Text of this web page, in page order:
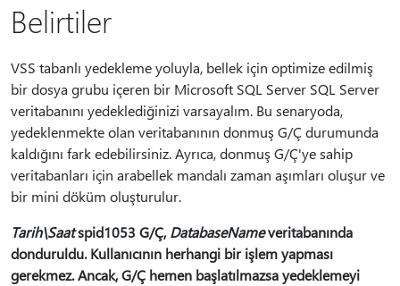
Belirtiler
VSS tabanlı yedekleme yoluyla, bellek için optimize edilmiş
bir dosya grubu içeren bir Microsoft SQL Server SQL Server
veritabanını yedeklediğinizi varsayalım. Bu senaryoda,
yedeklenmekte olan veritabanının donmuş G/Ç durumunda
kaldığını fark edebilirsiniz. Ayrıca, donmuş G/Ç'ye sahip
veritabanları için arabellek mandalı zaman aşımları oluşur ve
bir mini döküm oluşturulur.
Tarih\Saatspid1053 G/Ç, DatabaseNameveritabanında
donduruldu. Kullanıcının herhangi bir işlem yapması
gerekmez. Ancak, G/Ç hemen başlatılmazsa yedeklemeyi